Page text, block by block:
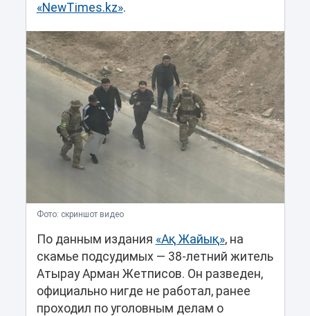
«NewTimes.kz».
Фото: скриншот видео
По данным издания «Ақ Жайық», на
скамье подсудимых — 38-летний житель
Атырау Арман Жетписов. Он разведен,
официально нигде не работал, ранее
проходил по уголовным делам о